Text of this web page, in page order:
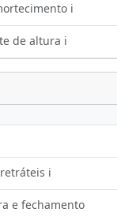
ℹ️
de altura ℹ️
ℹ️
e fechamento